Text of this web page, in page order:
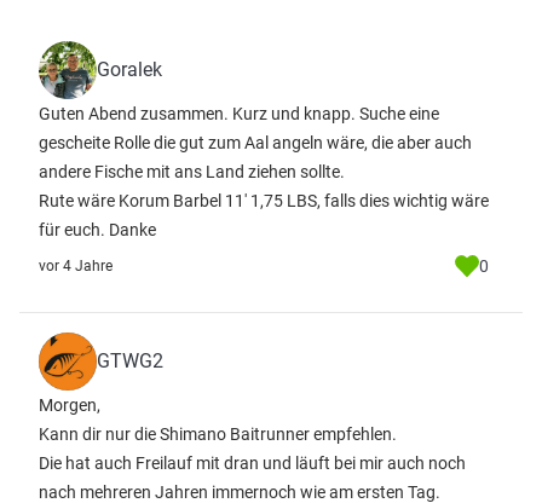
Goralek
Guten Abend zusammen. Kurz und knapp. Suche eine
gescheite Rolle die gut zum Aal angeln wäre, die aber auch
andere Fische mit ans Land ziehen sollte.
Rute wäre Korum Barbel 11' 1,75 LBS, falls dies wichtig wäre
für euch. Danke
vor 4 Jahre 0
GTWG2
Morgen,
Kann dir nur die Shimano Baitrunner empfehlen.
Die hat auch Freilauf mit dran und läuft bei mir auch noch
nach mehreren Jahren immernoch wie am ersten Tag.